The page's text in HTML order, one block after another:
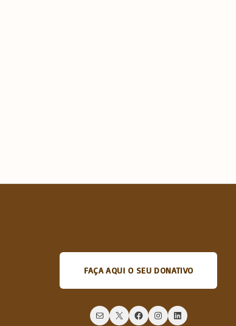
FAÇA AQUI O SEU DONATIVO
Mail X Facebook Instagram LinkedIn